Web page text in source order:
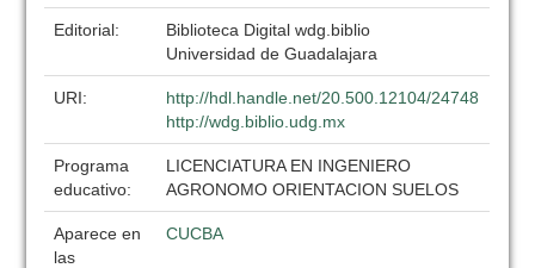
Editorial:
Biblioteca Digital wdg.biblio
Universidad de Guadalajara
URI:
http://hdl.handle.net/20.500.12104/24748
http://wdg.biblio.udg.mx
Programa
educativo:
LICENCIATURA EN INGENIERO
AGRONOMO ORIENTACION SUELOS
Aparece en
las
CUCBA